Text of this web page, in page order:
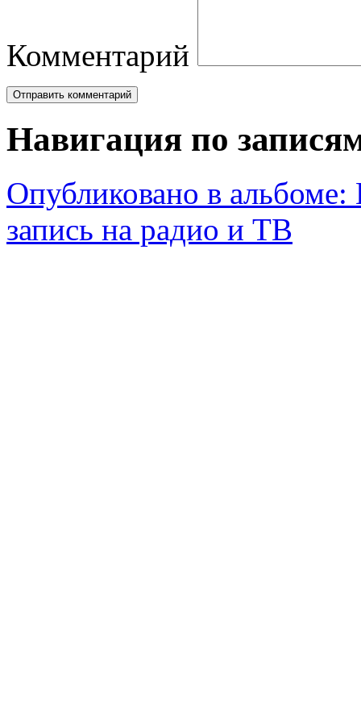
Комментарий
Навигация по
Опубликовано в альбоме:
запись на радио и ТВ